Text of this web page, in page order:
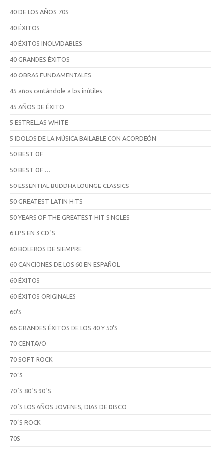
40 DE LOS AÑOS 70S
40 ÉXITOS
40 ÉXITOS INOLVIDABLES
40 GRANDES ÉXITOS
40 OBRAS FUNDAMENTALES
45 años cantándole a los inútiles
45 AÑOS DE ÉXITO
5 ESTRELLAS WHITE
5 IDOLOS DE LA MÚSICA BAILABLE CON ACORDEÓN
50 BEST OF
50 BEST OF …
50 ESSENTIAL BUDDHA LOUNGE CLASSICS
50 GREATEST LATIN HITS
50 YEARS OF THE GREATEST HIT SINGLES
6 LPS EN 3 CD´S
60 BOLEROS DE SIEMPRE
60 CANCIONES DE LOS 60 EN ESPAÑOL
60 ÉXITOS
60 ÉXITOS ORIGINALES
60'S
66 GRANDES ÉXITOS DE LOS 40 Y 50'S
70 CENTAVO
70 SOFT ROCK
70´S
70´S 80´S 90´S
70´S LOS AÑOS JOVENES, DIAS DE DISCO
70´S ROCK
70S